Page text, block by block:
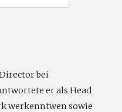
bei
er als Head
werkenntwen sowie